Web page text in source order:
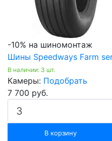
-10% на шиномонтаж
Шины Speedways Farm
В наличии: 3 шт.
Камеры: Подобрать
7 700 руб.
В корзину